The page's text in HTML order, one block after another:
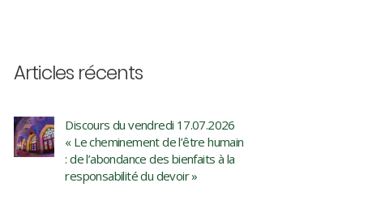
Articles récents
Discours du vendredi 17.07.2026
« Le cheminement de l’être humain
: de l’abondance des bienfaits à la
responsabilité du devoir »